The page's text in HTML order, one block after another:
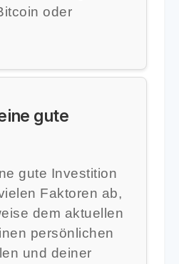
oder
gute
gute Investition
Faktoren ab,
dem aktuellen
persönlichen
und deiner